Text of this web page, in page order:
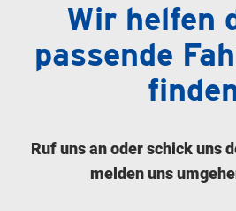
Wir helfen
passende
Ruf uns an oder schick uns
melden uns